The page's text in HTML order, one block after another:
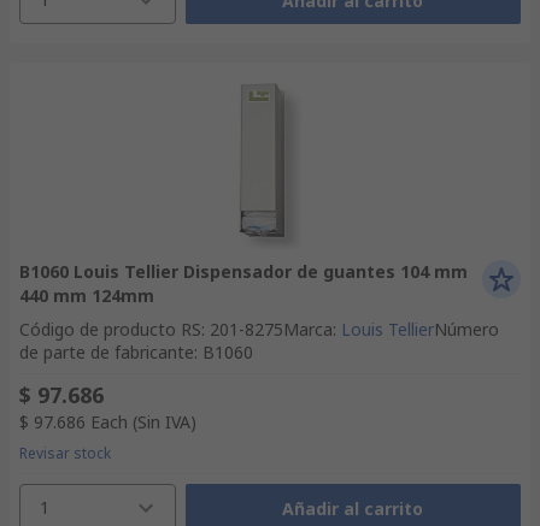
B1060 Louis Tellier Dispensador de guantes 104 mm
440 mm 124mm
Código de producto RS: 201-8275Marca: Louis TellierNúmero
de parte de fabricante: B1060
$ 97.686
$ 97.686 Each (Sin IVA)
Revisar stock
1 Añadir al carrito